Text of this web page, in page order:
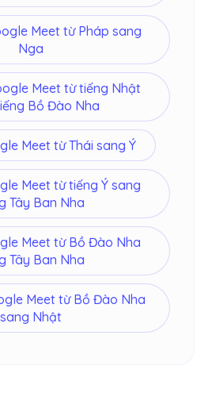
Meet từ Pháp sang
Nga
Meet từ tiếng Nhật
Bồ Đào Nha
Meet từ Thái sang Ý
Meet từ tiếng Ý sang
Tây Ban Nha
Meet từ Bồ Đào Nha
Tây Ban Nha
Meet từ Bồ Đào Nha
sang Nhật